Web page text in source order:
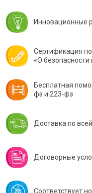
Инновационные
Сертификация
«О безопасности
Бесплатная
фз и 223-фз
Доставка по
Договорные
Соответствует